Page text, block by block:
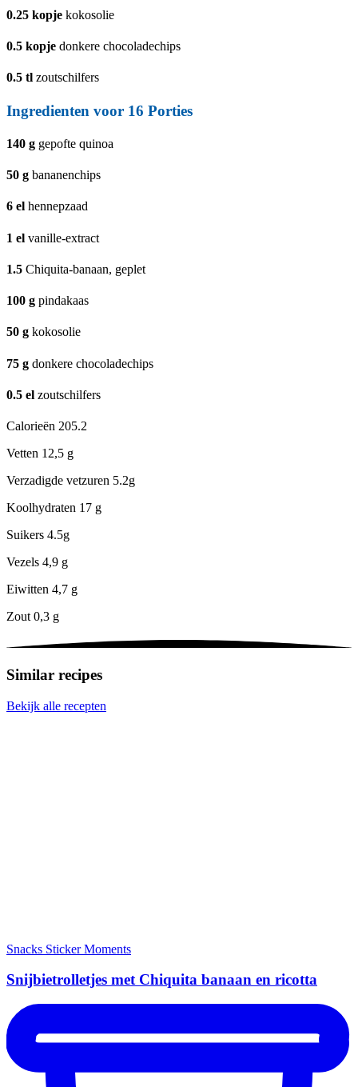
0.25 kopje kokosolie
0.5 kopje donkere chocoladechips
0.5 tl zoutschilfers
Ingredienten voor 16 Porties
140 g gepofte quinoa
50 g bananenchips
6 el hennepzaad
1 el vanille-extract
1.5 Chiquita-banaan, geplet
100 g pindakaas
50 g kokosolie
75 g donkere chocoladechips
0.5 el zoutschilfers
Calorieën 205.2
Vetten 12,5 g
Verzadigde vetzuren 5.2g
Koolhydraten 17 g
Suikers 4.5g
Vezels 4,9 g
Eiwitten 4,7 g
Zout 0,3 g
Similar recipes
Bekijk alle recepten
Snacks Sticker Moments
Snijbietrolletjes met Chiquita banaan en ricotta